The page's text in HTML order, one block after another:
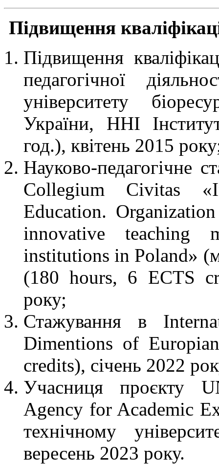
Підвищення
Підвищення
педагогічної
університету
України, ННІ
год.), квітень 2015
Науково-педагогічне
Collegium Civitas
Education.
innovative teaching
institutions in Poland»
(180 hours, 6 ECTS
року;
Стажування в
Dimentions of
credits), січень 2022
Учасниця проєкту
Agency for Academic
технічному
вересень 2023 року.